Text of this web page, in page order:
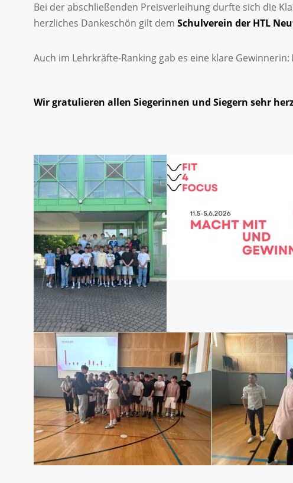
Bei der abschließenden Preisverleihung durfte sich die
herzliches Dankeschön gilt dem Schulverein der HTL
Auch im Lehrkräfte‑Ranking gab es eine klare Gewinnerin:
Wir gratulieren allen Siegerinnen und Siegern sehr